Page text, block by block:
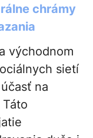
chrámy
východnom
sietí
na